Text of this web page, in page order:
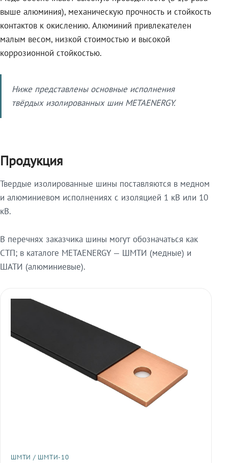
выше алюминия), механическую прочность и стойкость
контактов к окислению. Алюминий привлекателен
малым весом, низкой стоимостью и высокой
коррозионной стойкостью.
Ниже представлены основные исполнения
твёрдых изолированных шин METAENERGY.
Продукция
Твердые изолированные шины поставляются в медном
и алюминиевом исполнениях с изоляцией 1 кВ или 10
кВ.
В перечнях заказчика шины могут обозначаться как
СТП; в каталоге METAENERGY — ШМТИ (медные) и
ШАТИ (алюминиевые).
ШМТИ / ШМТИ-10